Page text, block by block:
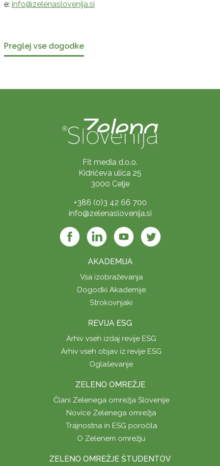
e: info@zelenaslovenija.si
Preglej vse dogodke
Fit media d.o.o.
Kidričeva ulica 25
3000 Celje
+386 (0)3 42 66 700
info@zelenaslovenija.si
AKADEMIJA
Vsa izobraževanja
Dogodki Akademije
Strokovnjaki
REVIJA ESG
Arhiv vseh izdaj revije ESG
Arhiv vseh objav iz revije ESG
Oglaševanje
ZELENO OMREŽJE
Člani Zelenega omrežja Slovenije
Novice Zelenega omrežja
Trajnostna in ESG poročila
O Zelenem omrežju
ZELENO OMREŽJE ŠTUDENTOV